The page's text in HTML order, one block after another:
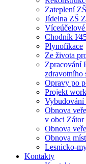
Zateplení ZŠ
Jídelna ZŠ
Chodník
Plynofikace
Ze života
Zpracování
zdravotního
Opravy po
Projekt
Vybudování
Obnova
v obci Zátor
Obnova
Obnova
Lesnicko-
Kontakty